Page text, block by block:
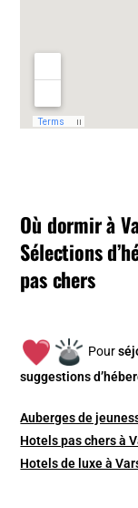
Où dormir à
Sélections
pas chers
Pour
suggestions
Auberges de
Hotels pas chers à
Hotels de luxe à